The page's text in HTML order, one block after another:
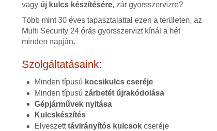
vagy új kulcs készítésére, zár gyorsszervizre?
Több mint 30 éves tapasztalattal ezen a területen, az
Multi Security 24 órás gyorsszervizt kínál a hét
minden napján.
Szolgáltatásaink:
Minden típusú kocsikulcs cseréje
Minden típusú zárbetét újrakódolása
Gépjárművek nyitása
Kulcskészítés
Elveszetttávirányítós kulcsokcseréje